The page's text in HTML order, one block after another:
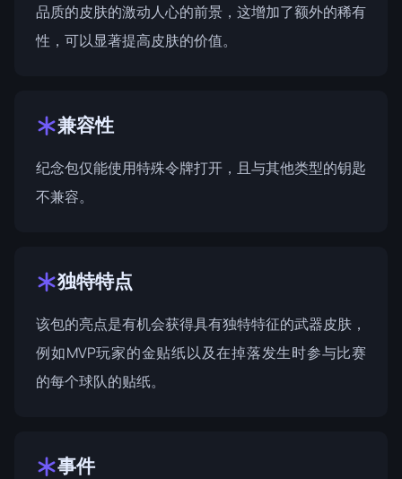
品质的皮肤的激动人心的前景，这增加了额外的稀有
性，可以显著提高皮肤的价值。
兼容性
纪念包仅能使用特殊令牌打开，且与其他类型的钥匙
不兼容。
独特特点
该包的亮点是有机会获得具有独特特征的武器皮肤，
例如MVP玩家的金贴纸以及在掉落发生时参与比赛
的每个球队的贴纸。
事件